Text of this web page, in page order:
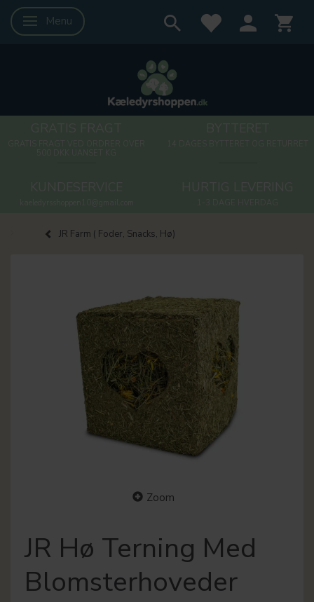
Skifte navigation
Menu
JR Farm ( Foder, Snacks, Hø)
Zoom
JR Hø Terning Med
Blomsterhoveder